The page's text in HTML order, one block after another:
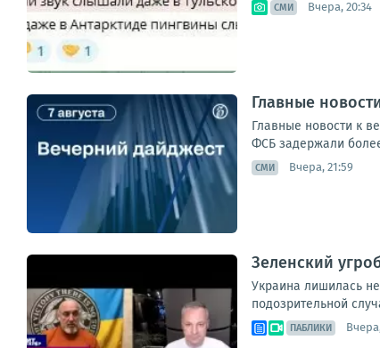
СМИ Вчера, 20:34
Главные
Главные новости к
ФСБ задержали
СМИ Вчера, 21:59
Зеленский
Украина лишилась
подозрительной
ПАБЛИКИ